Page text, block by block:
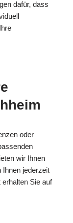
dafür, dass
oder
wir Ihnen
Ihnen jederzeit
Sie auf